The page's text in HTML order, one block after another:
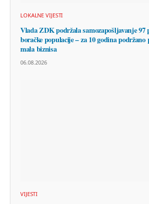
LOKALNE VIJESTI
Vlada ZDK podržala samozapošljavanje
boračke populacije – za 10 godina podržano
mala biznisa
06.08.2026
VIJESTI